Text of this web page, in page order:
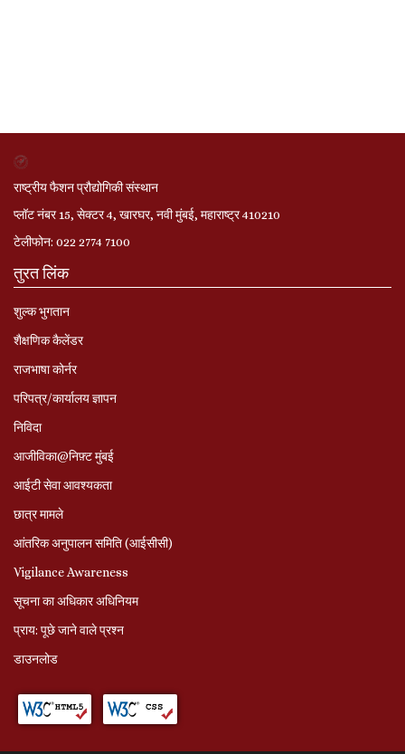
राष्ट्रीय फैशन प्रौद्योगिकी संस्थान
प्लॉट नंबर 15, सेक्टर 4, खारघर, नवी मुंबई, महाराष्ट्र 410210
टेलीफोन: 022 2774 7100
तुरत लिंक
शुल्क भुगतान
शैक्षणिक कैलेंडर
राजभाषा कोर्नर
परिपत्र/कार्यालय ज्ञापन
निविदा
आजीविका@निफ़्ट मुंबई
आईटी सेवा आवश्यकता
छात्र मामले
आंतरिक अनुपालन समिति (आईसीसी)
Vigilance Awareness
सूचना का अधिकार अधिनियम
प्राय: पूछे जाने वाले प्रश्‍न
डाउनलोड